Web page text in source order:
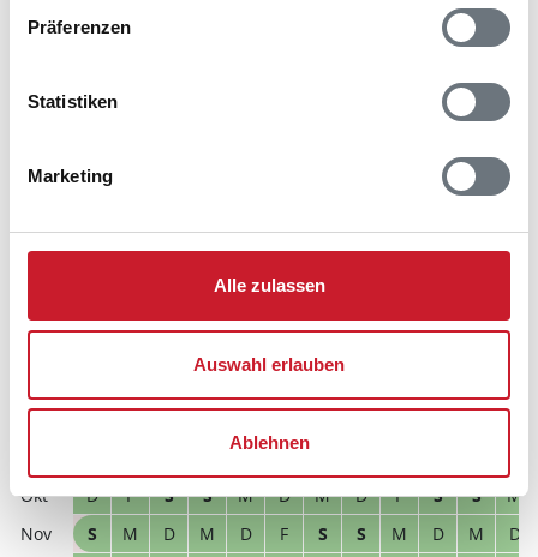
Präferenzen
Statistiken
Marketing
Alle zulassen
Auswahl erlauben
Ablehnen
Anreisetag im Belegungskalender anklicken
Reisedauer Anzahl Reisende
Hausbeschreibung und/oder der Ausstattung ergeben
frei belegt gewählter Zeitraum
S
S M D M D F S S M D
M
S S
D
F S S M D M D F S S
M
S
M D M D F S S M D M
D